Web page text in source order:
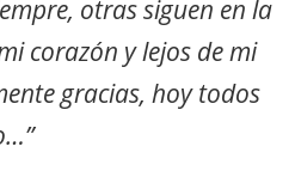
otras siguen en la
corazón y lejos de mi
gracias, hoy todos